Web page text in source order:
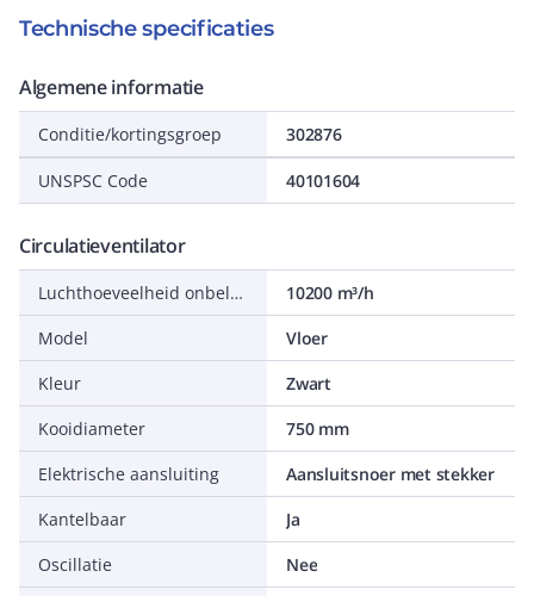
Technische specificaties
Algemene informatie
Conditie/kortingsgroep 302876
UNSPSC Code 40101604
Circulatieventilator
Luchthoeveelheid onbelast
10200 m³/h
Model
Vloer
Kleur
Zwart
Kooidiameter
750 mm
Elektrische aansluiting
Aansluitsnoer met stekker
Kantelbaar
Ja
Oscillatie
Nee